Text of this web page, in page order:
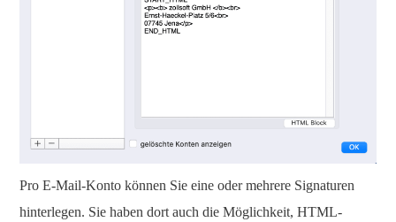
Pro E-Mail-Konto können Sie eine oder mehrere Signaturen
hinterlegen. Sie haben dort auch die Möglichkeit, HTML-